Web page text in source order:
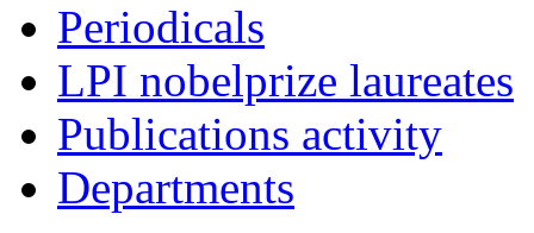
Periodicals
LPI nobelprize laureates
Publications activity
Departments